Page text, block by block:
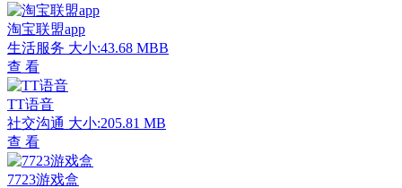
淘宝联盟app
生活服务 大小:43.68 MBB
查 看
TT语音
社交沟通 大小:205.81 MB
查 看
7723游戏盒